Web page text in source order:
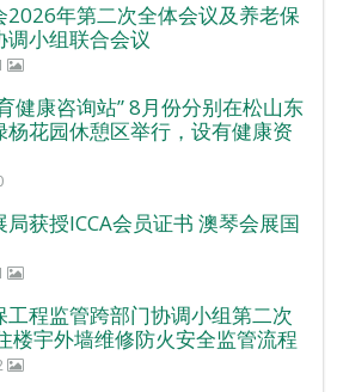
2026年第二次全体会议及养老保
小组联合会议
健康咨询站” 8月份分别在松山东
杨花园休憩区举行，设有健康资
获授ICCA会员证书 澳琴会展国
工程监管跨部门协调小组第二次
楼宇外墙维修防火安全监管流程